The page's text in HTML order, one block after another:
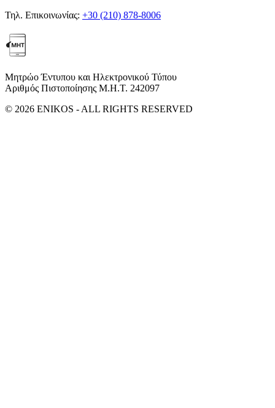
Τηλ. Επικοινωνίας: +30 (210) 878-8006
Μητρώο Έντυπου και Ηλεκτρονικού Τύπου
Αριθμός Πιστοποίησης Μ.Η.Τ. 242097
© 2026 ENIKOS - ALL RIGHTS RESERVED